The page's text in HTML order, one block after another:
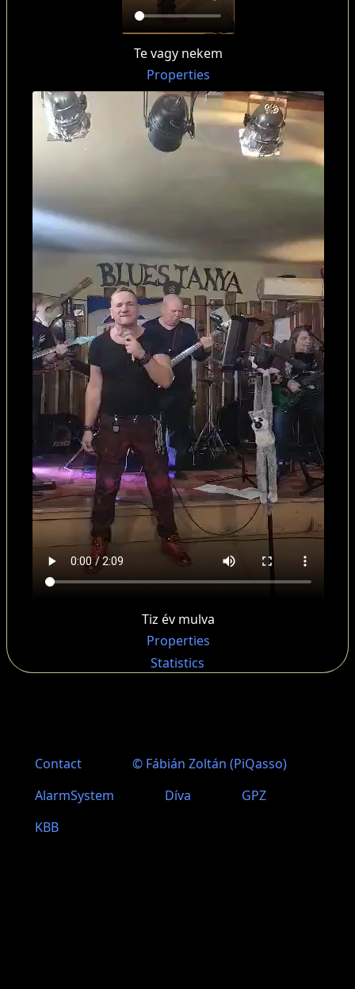
Te vagy nekem
Properties
Tiz év mulva
Properties
Statistics
Lábléc menü
Contact
© Fábián Zoltán (PiQasso)
AlarmSystem
Díva
GPZ
KBB